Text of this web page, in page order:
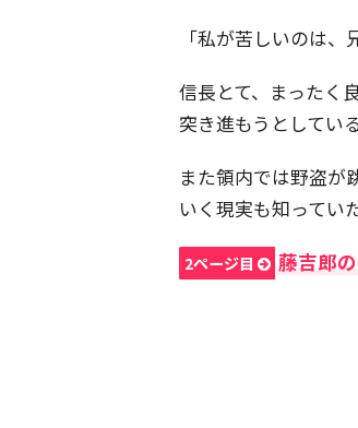
「私が苦しいのは、
信長とて、まったく
突き進もうとしてい
また領内では野盗が
いく現実も知ってい
2ページ目 藤吉郎